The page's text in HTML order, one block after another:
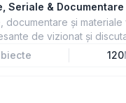
Seriale & Documentare
documentare și
de vizionat și
120